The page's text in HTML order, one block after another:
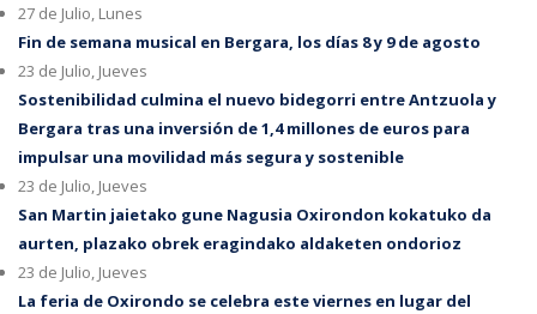
27 de Julio, Lunes
Fin de semana musical en Bergara, los días 8 y 9 de agosto
23 de Julio, Jueves
Sostenibilidad culmina el nuevo bidegorri entre Antzuola y
Bergara tras una inversión de 1,4 millones de euros para
impulsar una movilidad más segura y sostenible
23 de Julio, Jueves
San Martin jaietako gune Nagusia Oxirondon kokatuko da
aurten, plazako obrek eragindako aldaketen ondorioz
23 de Julio, Jueves
La feria de Oxirondo se celebra este viernes en lugar del